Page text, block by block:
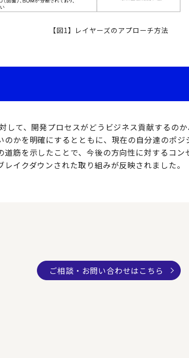
【図1】レイヤーズのアプローチ方法
して、開発プロセスがどうビジネス貢献するの
のかを明確にするとともに、現在の自分達のポ
道筋を示したことで、今後の方向性に対するコ
イクダウンされた取り組みが反映されました。
ご相談・お問い合わせはこちら